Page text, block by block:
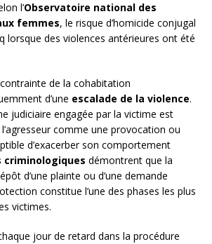
l’Observatoire national des
femmes, le risque d’homicide conjugal
lorsque des violences antérieures ont été
de la cohabitation
d’une escalade de la violence.
judiciaire engagée par la victime est
comme une provocation ou
d’exacerber son comportement
criminologiques démontrent que la
d’une plainte ou d’une demande
constitue l’une des phases les plus
victimes.
jour de retard dans la procédure